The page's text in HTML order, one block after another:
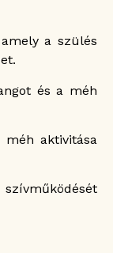
a szülés
és a méh
méh aktivitása